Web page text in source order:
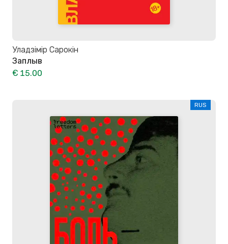
Уладзімір Сарокін
Заплыв
€ 15.00
RUS